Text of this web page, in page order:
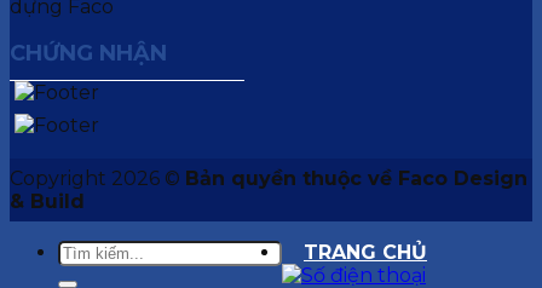
CHỨNG NHẬN
Copyright 2026 © Bản quyền thuộc về Faco Design
& Build
TRANG CHỦ